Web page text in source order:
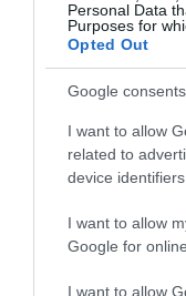
Personal Data
Purposes for
Opted Out
Google consents
I want to allow
related to
device identifiers
I want to allow
Google for
I want to allow